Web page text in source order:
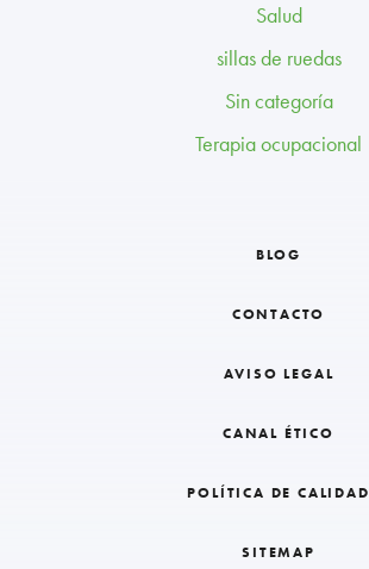
Salud
sillas de ruedas
Sin categoría
Terapia ocupacional
BLOG
CONTACTO
AVISO LEGAL
CANAL ÉTICO
POLÍTICA DE CALIDAD
SITEMAP